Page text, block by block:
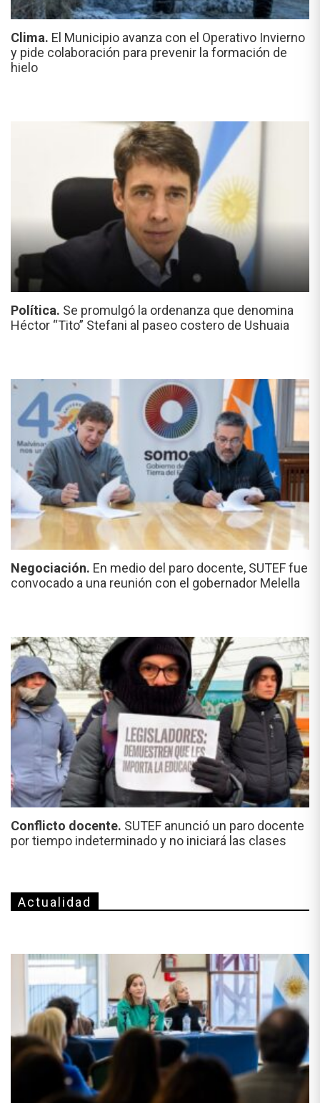
Clima. El Municipio avanza con el Operativo Invierno
y pide colaboración para prevenir la formación de
hielo
Política. Se promulgó la ordenanza que denomina
Héctor “Tito” Stefani al paseo costero de Ushuaia
Negociación. En medio del paro docente, SUTEF fue
convocado a una reunión con el gobernador Melella
Conflicto docente. SUTEF anunció un paro docente
por tiempo indeterminado y no iniciará las clases
Actualidad